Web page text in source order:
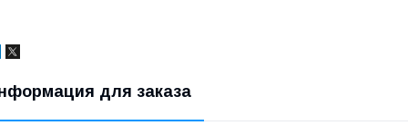
для заказа